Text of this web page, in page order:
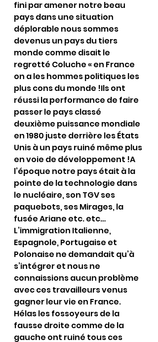
fini par amener notre beau
pays dans une situation
déplorable nous sommes
devenus un pays du tiers
monde comme disait le
regretté Coluche « en France
on a les hommes politiques les
plus cons du monde !Ils ont
réussi la performance de faire
passer le pays classé
deuxième puissance mondiale
en 1980 juste derrière les États
Unis à un pays ruiné même plus
en voie de développement !A
l’époque notre pays était à la
pointe de la technologie dans
le nucléaire, son TGV ses
paquebots, ses Mirages, la
fusée Ariane etc. etc…
L’immigration Italienne,
Espagnole, Portugaise et
Polonaise ne demandait qu’à
s’intégrer et nous ne
connaissions aucun problème
avec ces travailleurs venus
gagner leur vie en France.
Hélas les fossoyeurs de la
fausse droite comme de la
gauche ont ruiné tous ces